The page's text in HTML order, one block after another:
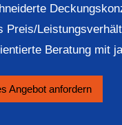
Preis/
Beratung mit
An­ge­bot an­for­dern